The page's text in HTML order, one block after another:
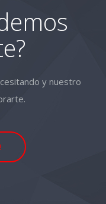
y nuestro